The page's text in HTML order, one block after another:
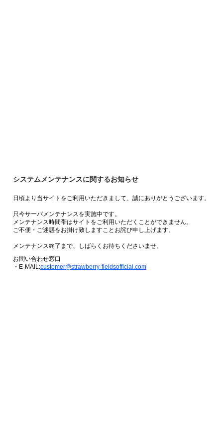
システムメンテナンスに関するお知らせ
日頃より当サイトをご利用いただきまして、誠にありがとうございます。
只今サーバメンテナンスを実施中です。
メンテナンス時間帯はサイトをご利用いただくことができません。
ご不便・ご迷惑をお掛け致しますことお詫び申し上げます。
メンテナンス終了まで、しばらくお待ちくださいませ。
お問い合わせ窓口
・E-MAIL:customer@strawberry-fieldsofficial.com